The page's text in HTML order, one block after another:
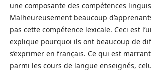
une composante des compétences
Malheureusement beaucoup
pas cette compétence lexicale. Ceci est
explique pourquoi ils ont beaucoup de
s’exprimer en français. Ce qui est
parmi les cours de langue enseignés,